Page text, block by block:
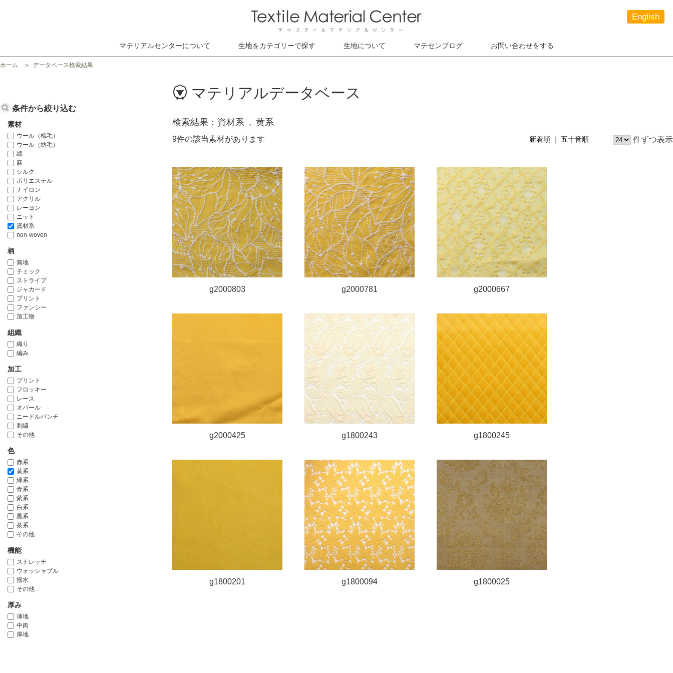
English
マテリアルセンターについて 生地をカテゴリーで探す 生地について マテセンブログ お問い合わせをする
ホーム データベース検索結果
マテリアルデータベース
検索結果 資材系 黄系
9件の該当素材があります 新着順 五十音順 件ずつ表示
g2000803 g2000781 g2000667
g2000425 g1800243 g1800245
g1800201 g1800094 g1800025
条件から絞り込む
素材
ウール（梳毛）
ウール（紡毛）
綿
麻
シルク
ポリエステル
ナイロン
アクリル
レーヨン
ニット
資材系
non-woven
柄
無地
チェック
ストライプ
ジャカード
プリント
ファンシー
加工物
組織
織り
編み
加工
プリント
フロッキー
レース
オパール
ニードルパンチ
刺繍
その他
色
赤系
黄系
緑系
青系
紫系
白系
黒系
茶系
その他
機能
ストレッチ
ウォッシャブル
撥水
その他
厚み
薄地
中肉
厚地